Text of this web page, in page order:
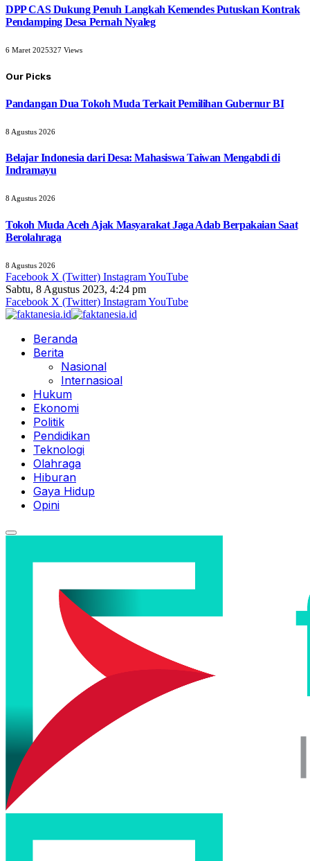
DPP CAS Dukung Penuh Langkah Kemendes Putuskan Kontrak
Pendamping Desa Pernah Nyaleg
6 Maret 2025327 Views
Our Picks
Pandangan Dua Tokoh Muda Terkait Pemilihan Gubernur BI
8 Agustus 2026
Belajar Indonesia dari Desa: Mahasiswa Taiwan Mengabdi di
Indramayu
8 Agustus 2026
Tokoh Muda Aceh Ajak Masyarakat Jaga Adab Berpakaian Saat
Berolahraga
8 Agustus 2026
Facebook X (Twitter) InstagramYouTube
Sabtu, 8 Agustus 2023, 4:24 pm
Facebook X (Twitter) InstagramYouTube
Beranda
Berita
Nasional
Internasioal
Hukum
Ekonomi
Politik
Pendidikan
Teknologi
Olahraga
Hiburan
Gaya Hidup
Opini